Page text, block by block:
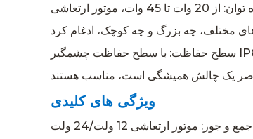
محدوده توان: از 20 وات تا 45 وات، موتور ارتعاشی Micro Type DC Brush MVB طیفی از گزینه‌های قدرت را فراهم می‌کند و اطمینان می‌دهد که می‌توان آن را به طور یکپارچه در
سطح حفاظت: با سطح حفاظت چشمگیر IP65، این موتورهای لرزشی 12 ولتی/24 ولتی برس DC نوع Micro DC در برابر گرد و غبار و آب انعطاف پذیری نشان می دهند و برای استقرار
ویژگی های کلیدی
طراحی جمع و جور: موتور ارتعاشی 12 ولت/24 ولت MVB برس DC نوع Micro با ردپای کوچک خود مشخص می شود و آن را به گزینه ای ایده آل برای برنامه هایی تبدیل می کند که در آن